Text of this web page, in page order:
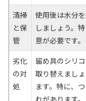
清掃
と保
管
使用後は水分
しましょう。
意が必要です。
劣化
の対
処
留め具のシリ
取り替えまし
ます。特に、
れがあります。